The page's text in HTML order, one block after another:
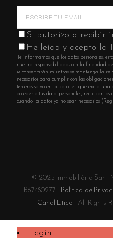
SI autorizo a recibir
He leído y acepto la
Te informamos que los datos personales,
nuestra responsabilidad, con la finalidad
se conservarán mientras se mantenga la
necesarios para cumplir con las
terceros salvo en los casos en que exista
acceder a tus datos personales, rectificar los
cuando los datos ya no sean necesarios
© 2025 Immobiliària Sant
B67480277 |
Política de
Canal Ético | All Rights
Login